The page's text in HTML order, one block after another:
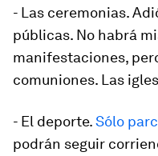
- Las ceremonias.
públicas. No habrá
manifestaciones,
comuniones. Las
- El deporte.Sólo
podrán seguir